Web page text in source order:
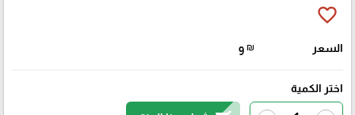
favorite_border
السعر 9 ₪
اختر الكمية